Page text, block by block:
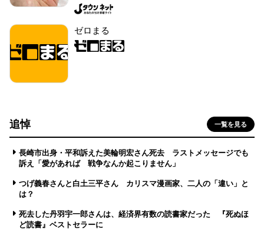
ゼロまる
追悼 一覧を見る
長崎市出身・平和訴えた美輪明宏さん死去 ラストメッセージでも
訴え「愛があれば 戦争なんか起こりません」
つげ義春さんと白土三平さん カリスマ漫画家、二人の「違い」と
は？
死去した丹羽宇一郎さんは、経済界有数の読書家だった 『死ぬほ
ど読書』ベストセラーに